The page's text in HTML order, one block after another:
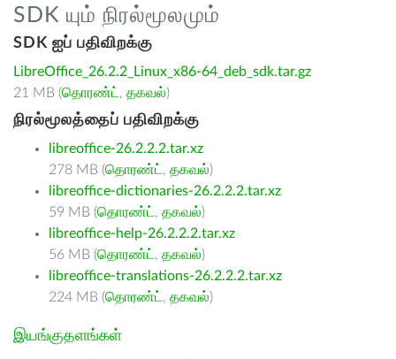
SDK யும் நிரல்மூலமும்
SDK ஐப் பதிவிறக்கு
LibreOffice_26.2.2_Linux_x86-64_deb_sdk.tar.gz
21 MB (தொரண்ட் , தகவல்)
நிரல்மூலத்தைப் பதிவிறக்கு
libreoffice-26.2.2.2.tar.xz
278 MB (தொரண்ட் , தகவல்)
libreoffice-dictionaries-26.2.2.2.tar.xz
59 MB (தொரண்ட் , தகவல்)
libreoffice-help-26.2.2.2.tar.xz
56 MB (தொரண்ட் , தகவல்)
libreoffice-translations-26.2.2.2.tar.xz
224 MB (தொரண்ட் , தகவல்)
இயங்குதளங்கள்